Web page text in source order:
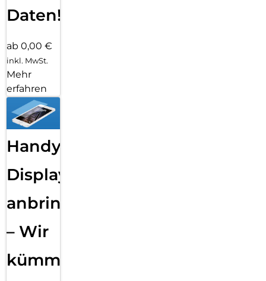
Daten!
ab 0,00 €
inkl. MwSt.
Mehr
erfahren
Handy
Displayfolie
anbringen
– Wir
kümmern